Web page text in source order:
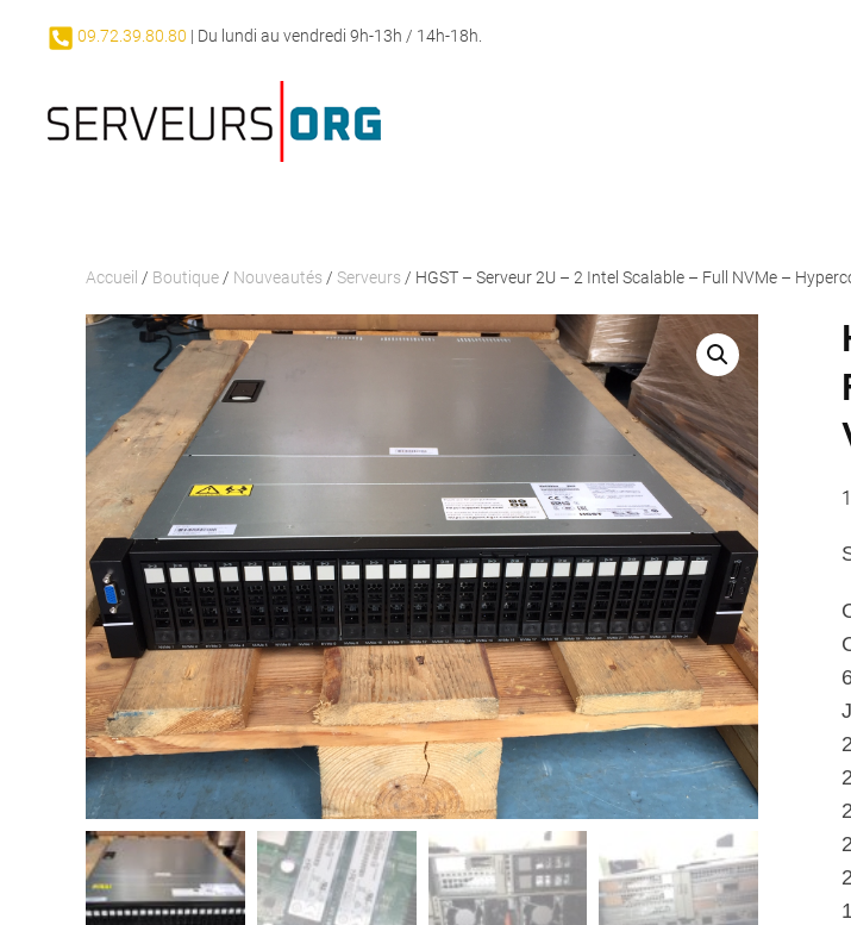
09.72.39.80.80 | Du lundi au vendredi 9h-13h / 14h-18h.
Accueil / Boutique / Nouveautés / Serveurs / HGST – Serveur 2U – 2 Intel Scalable – Full NVMe –